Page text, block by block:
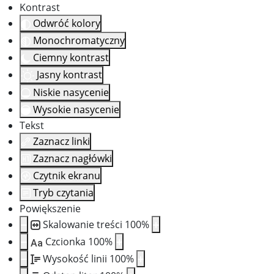
Kontrast
Odwróć kolory
Monochromatyczny
Ciemny kontrast
Jasny kontrast
Niskie nasycenie
Wysokie nasycenie
Tekst
Zaznacz linki
Zaznacz nagłówki
Czytnik ekranu
Tryb czytania
Powiększenie
Skalowanie treści 100%
Aa Czcionka 100%
Wysokość linii 100%